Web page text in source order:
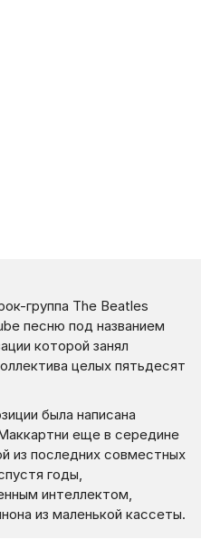
группа The Beatles
песню под названием
которой занял
целых пятьдесят
была написана
еще в середине
из последних совместных
годы,
интеллектом,
из маленькой кассеты.